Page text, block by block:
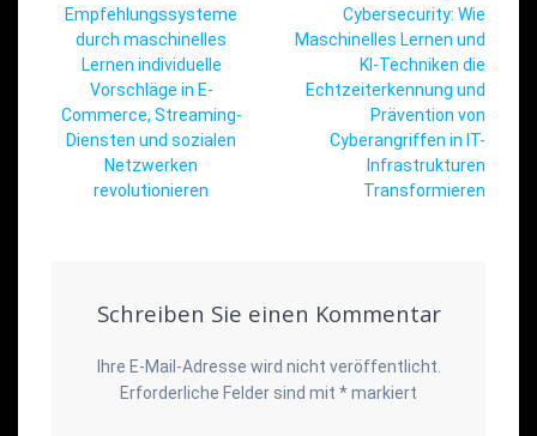
Empfehlungssysteme
durch maschinelles
Lernen individuelle
Vorschläge in E-
Commerce, Streaming-
Diensten und sozialen
Netzwerken
revolutionieren
Cybersecurity: Wie
Maschinelles Lernen und
KI-Techniken die
Echtzeiterkennung und
Prävention von
Cyberangriffen in IT-
Infrastrukturen
Transformieren
Schreiben Sie einen Kommentar
Ihre E-Mail-Adresse wird nicht veröffentlicht.
Erforderliche Felder sind mit *markiert